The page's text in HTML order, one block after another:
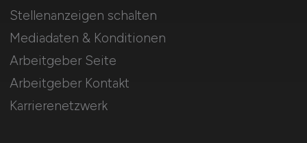
Stellenanzeigen schalten
Mediadaten & Konditionen
Arbeitgeber Seite
Arbeitgeber Kontakt
Karrierenetzwerk